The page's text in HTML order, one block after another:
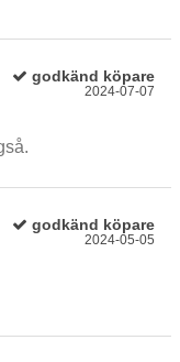
godkänd köpare
2024-07-07
godkänd köpare
2024-05-05